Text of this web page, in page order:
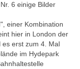
6 einige Bilder
einer Kombination
hier in London der
es erst zum 4. Mal
im Hydepark